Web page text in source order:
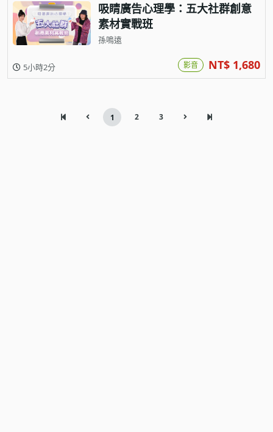
吸睛廣告心理學：五大社群創意
素材實戰班
孫鳴遠
5小時2分 影音 NT$ 1,680
1 2 3